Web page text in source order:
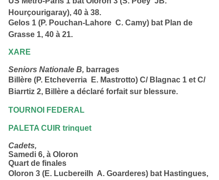
Hourçourigaray), 40 à 38.
Gelos 1 (P. Pouchan-Lahore  C. Camy) bat Plan de
Grasse 1,40 à 21.
XARE
Seniors Nationale B, barrages
Billère (P. Etcheverria  E. Mastrotto) C/Blagnac 1 et C/
Biarrtiz 2, Billère a déclaré forfait sur blessure.
TOURNOI FEDERAL
PALETA CUIR trinquet
Cadets,
Samedi 6,à Oloron
Quart de finales
Oloron 3 (E. Lucbereilh  A. Goarderes) bat Hastingues,